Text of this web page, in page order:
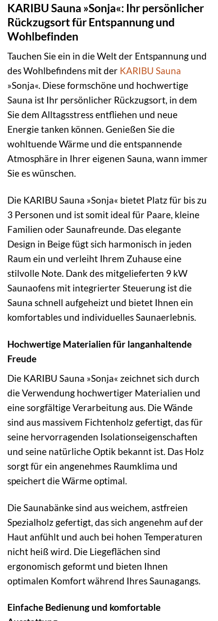
KARIBU Sauna »Sonja«: Ihr persönlicher
Rückzugsort für Entspannung und
Wohlbefinden
Tauchen Sie ein in die Welt der Entspannung und
des Wohlbefindens mit der KARIBU Sauna
»Sonja«. Diese formschöne und hochwertige
Sauna ist Ihr persönlicher Rückzugsort, in dem
Sie dem Alltagsstress entfliehen und neue
Energie tanken können. Genießen Sie die
wohltuende Wärme und die entspannende
Atmosphäre in Ihrer eigenen Sauna, wann immer
Sie es wünschen.
Die KARIBU Sauna »Sonja« bietet Platz für bis zu
3 Personen und ist somit ideal für Paare, kleine
Familien oder Saunafreunde. Das elegante
Design in Beige fügt sich harmonisch in jeden
Raum ein und verleiht Ihrem Zuhause eine
stilvolle Note. Dank des mitgelieferten 9 kW
Saunaofens mit integrierter Steuerung ist die
Sauna schnell aufgeheizt und bietet Ihnen ein
komfortables und individuelles Saunaerlebnis.
Hochwertige Materialien für langanhaltende
Freude
Die KARIBU Sauna »Sonja« zeichnet sich durch
die Verwendung hochwertiger Materialien und
eine sorgfältige Verarbeitung aus. Die Wände
sind aus massivem Fichtenholz gefertigt, das für
seine hervorragenden Isolationseigenschaften
und seine natürliche Optik bekannt ist. Das Holz
sorgt für ein angenehmes Raumklima und
speichert die Wärme optimal.
Die Saunabänke sind aus weichem, astfreien
Spezialholz gefertigt, das sich angenehm auf der
Haut anfühlt und auch bei hohen Temperaturen
nicht heiß wird. Die Liegeflächen sind
ergonomisch geformt und bieten Ihnen
optimalen Komfort während Ihres Saunagangs.
Einfache Bedienung und komfortable